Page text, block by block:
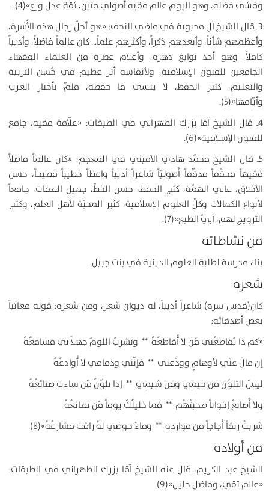
وفشى فضله، وهو اليوم عالم فقيه أُصولي متين، ثقة عدل ورع»(4).
3ـ قال الشيخ آل محبوبة في ماضي النجف: «هو أجلّ رجال هذه الأُسرة،
وأعظمهم شأناً، وأبعدهم ذكراً، وأكثرهم علماً… كان عالماً فاضلاً، وأديباً
كاملاً، وهو أحد نوابغ دهره، وأعلام عصره من العلماء الفقهاء
الجامعين للفنون الإسلامية، ولأنفاسه أثر عظيم في حُسن التربية
والتعليم، كثير الحفظ، لا ينسى ما حفظه، ملمّ بأخبار العرب
وأيّامها»(5).
4ـ قال الشيخ آقا بزرك الطهراني في الطبقات: «علّامة فقيه، جامع
للفنون الإسلامية»(6).
5ـ قال الشيخ محمّد هادي الأميني في المعجم: «كان عالماً فاضلاً
فقيهاً محقّقاً مدقّقاً أُصوليّاً شاعراً أديباً واعظاً خطيباً فصيحاً، حسن
الأخلاق، عالي الهمّة، كثير الحفظ، حسن الخطّ، جميل الصفات، جامعاً
لأنواع الكمالات وكلّ العلوم الإسلامية، كثير المحبّة لأهل العلم، وكثير
الترويج لهم، أبيّ الطبع»(7).
من نشاطاته
بناء مدرسة لطلبة العلوم الدينية في بنت جبيل.
شعره
كان(قدس سره) شاعراً أديباً، له ديوان شعر، ومن شعره: قوله معاتباً
بعض أصدقائه:
«كم ذا يُقاطعُني مَن لا أُقاطعُهُ ** وتشربُ اللومَ جهلاً بي مسامعُهُ
إن مالَ عنّي لأوهامٍ وودّعني ** فإنّني وذمامي لا أُوادعُهُ
ليسَ التلوّن من خيمِي ومن شيمِي ** إذا تلوّنُ مَن ساءت صنائعُهُ
ولا أُصانعُ إخواناً صحبتُهُم ** فما خليلُكَ يوماً مَن تصانعُهُ
شربتُ رنقاً أُجاجاً من مواردِهِ ** وماءُ حوضي لهُ راقت مشارعُهُ»(8).
من أولاده
الشيخ عبد الكريم، قال عنه الشيخ آقا بزرك الطهراني في الطبقات:
«عالم تقي، وفاضل جليل»(9).